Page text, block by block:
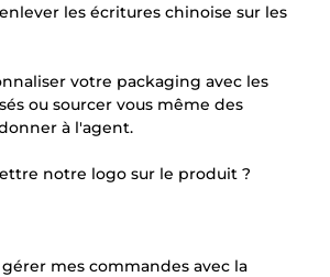
les écritures chinoise sur les
votre packaging avec les
ou sourcer vous même des
à l'agent.
notre logo sur le produit ?
mes commandes avec la